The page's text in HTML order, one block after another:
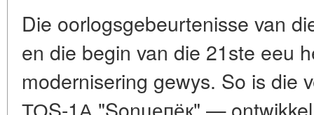
Die oorlogsgebeurtenisse van
en die begin van die 21ste eeu
modernisering gewys. So is die